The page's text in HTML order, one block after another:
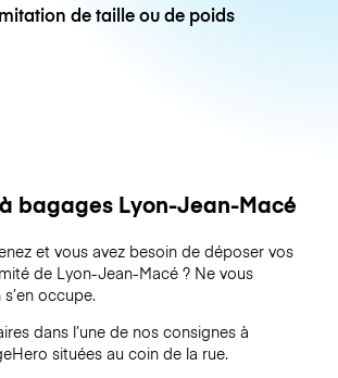
de taille ou de poids
bagages Lyon-Jean-Macé
et vous avez besoin de déposer vos
de Lyon-Jean-Macé ? Ne vous
occupe.
dans l’une de nos consignes à
situées au coin de la rue.